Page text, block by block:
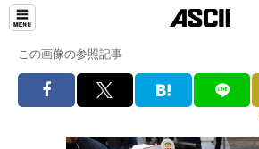
この画像の参照記事